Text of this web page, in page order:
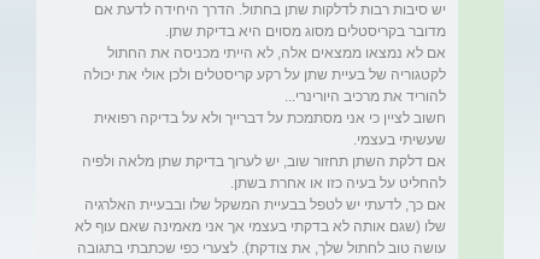
יש סיבות רבות לדלקות שתן בחתול. הדרך היחידה לדעת אם
אם לא נמצאו ממצאים אלה, לא הייתי מכניסה את החתול
לקטגוריה של בעיית שתן על רקע קריסטלים ולכן אולי את יכולה
חשוב לציין כי אני מסתמכת על דברייך ולא על בדיקה רפואית
אם דלקת השתן תחזור שוב, יש לערוך בדיקת שתן מלאה ולפיה
אם כך, לדעתי יש לטפל בבעיית המשקל שלו ובבעיית האלרגיה
שלו (שגם אותה לא בדקתי בעצמי אך אני מאמינה שאם עוף לא
עושה טוב לחתול שלך, את צודקת). לצערי כפי שכתבתי בתגובה